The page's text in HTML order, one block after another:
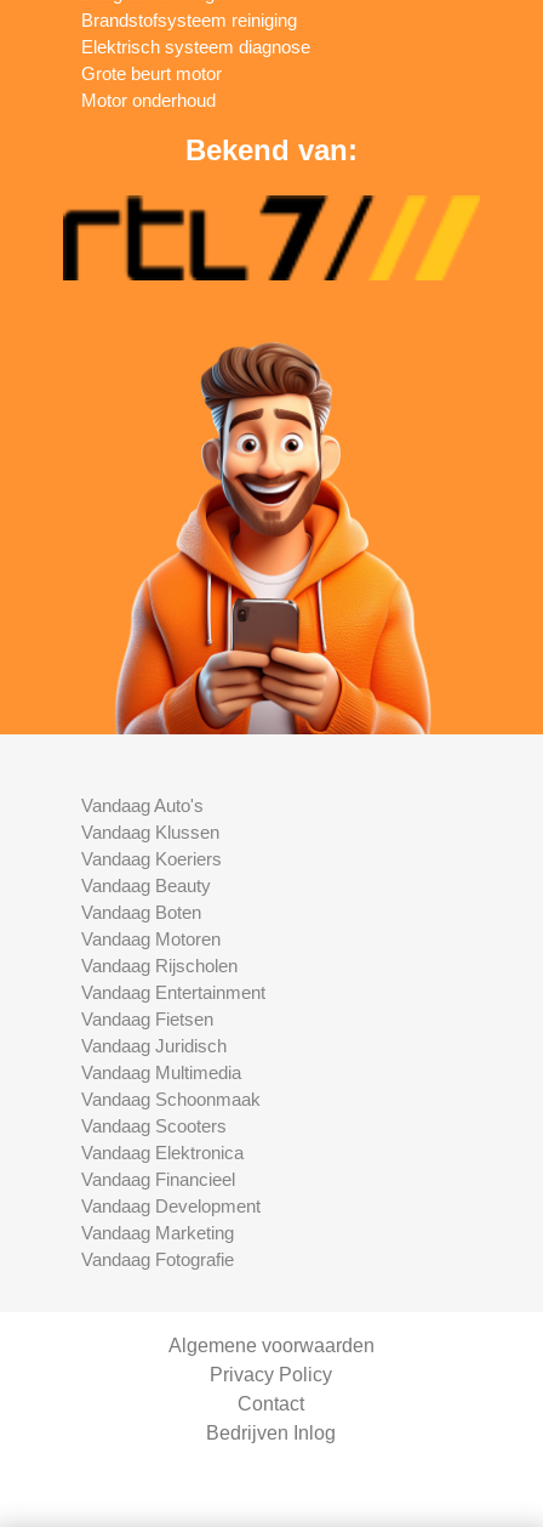
Brandstofsysteem reiniging
Elektrisch systeem diagnose
Grote beurt motor
Motor onderhoud
Bekend van:
Vandaag Auto's
Vandaag Klussen
Vandaag Koeriers
Vandaag Beauty
Vandaag Boten
Vandaag Motoren
Vandaag Rijscholen
Vandaag Entertainment
Vandaag Fietsen
Vandaag Juridisch
Vandaag Multimedia
Vandaag Schoonmaak
Vandaag Scooters
Vandaag Elektronica
Vandaag Financieel
Vandaag Development
Vandaag Marketing
Vandaag Fotografie
Algemene voorwaarden
Privacy Policy
Contact
Bedrijven Inlog